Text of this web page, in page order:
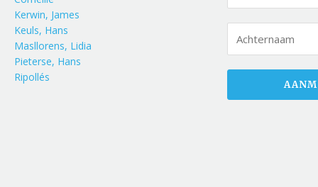
Kerwin, James
Keuls, Hans
Masllorens, Lidia
Pieterse, Hans
Ripollés